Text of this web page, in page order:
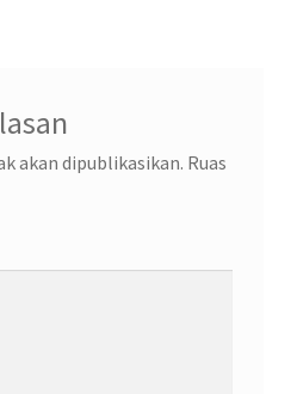
akan dipublikasikan. Ruas